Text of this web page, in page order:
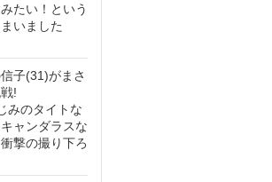
たい！という
いました
子(31)がまさ
!
みのタイトな
ャンダラスな
撃の撮り下ろ